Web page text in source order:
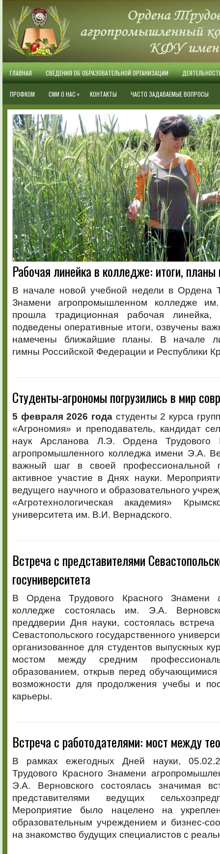
ГЛАВНАЯ СВЕДЕНИЯ ОБ ОБРАЗОВАТЕЛЬНОЙ ОРГАНИЗАЦИИ
ПРОФКОМ СМИ О НАС » КОНТАКТЫ ЧАСТО ЗАДАВАЕМЫЕ ВОПРОСЫ
Рабочая линейка в колледже: итоги,
В начале новой учебной недели в Ордена
Знамени агропромышленном колледже
прошла традиционная рабочая
подведены оперативные итоги, озвучены
намечены ближайшие планы. В начале
гимны Российской Федерации и Республики
Студенты-агрономы погрузились в мир
5 февраля 2026 года студенты 2 курса
«Агрономия» и преподаватель, кандидат
наук Арсланова Л.Э. Ордена Трудового
агропромышленного колледжа имени Э.А.
важный шаг в своей профессиональной
активное участие в Днях науки.
ведущего научного и образовательного
«Агротехнологическая академия»
университета им. В.И. Вернадского.
Встреча с представителями
госуниверситета
В Ордена Трудового Красного Знамени
колледже состоялась им. Э.А.
преддверии Дня науки, состоялась встреча
Севастопольского государственного
организованное для студентов выпускных
мостом между средним
образованием, открыв перед
возможности для продолжения учебы и
карьеры.
Встреча с работодателями: мост между
В рамках ежегодных Дней науки,
Трудового Красного Знамени
Э.А. Верновского состоялась значимая
представителями ведущих
Мероприятие было нацелено на
образовательным учреждением и бизнес-
на знакомство будущих специалистов с